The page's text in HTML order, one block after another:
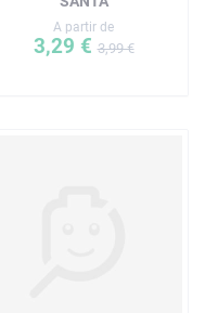
A partir de
3,29 €3,99 €